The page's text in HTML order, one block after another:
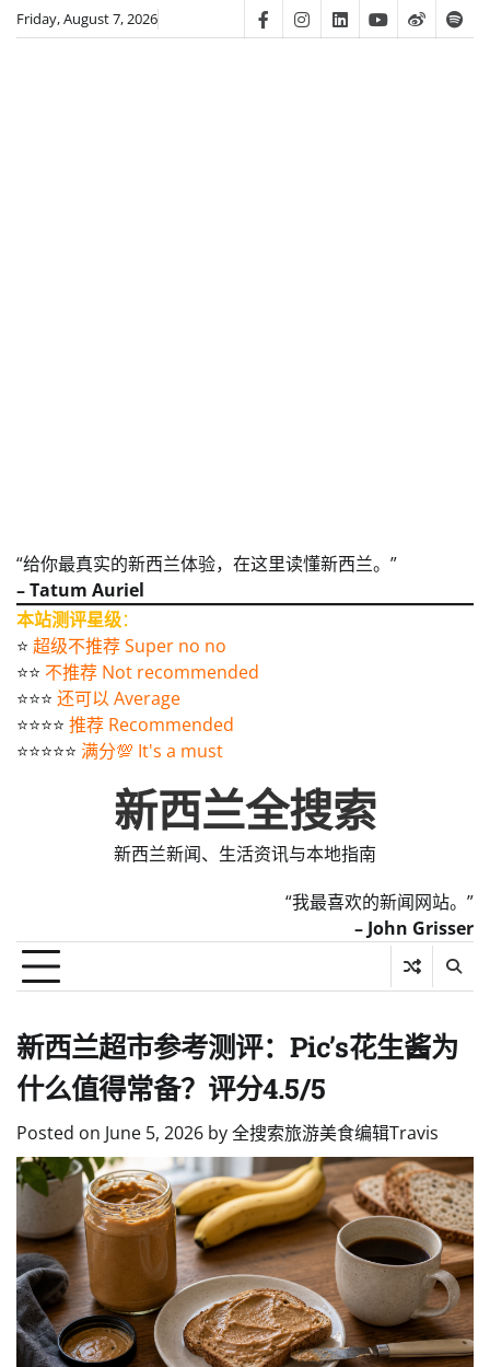
SkipFriday, August 7, 2026 FacebookInstagram
LinkedinYoutube
Weibo
“给你最真实的新西兰体验，在这里读懂新西兰。”
– Tatum Auriel
本站测评星级：
⭐️ 超级不推荐 Super no no
⭐️⭐️ 不推荐 Not recommended
⭐️⭐️⭐️ 还可以 Average
⭐️⭐️⭐️⭐️ 推荐 Recommended
⭐️⭐️⭐️⭐️⭐️ 满分💯 It's a must
新西兰全搜索
新西兰新闻、生活资讯与本地指南
“我最喜欢的新闻网站。”
– John Grisser
新西兰超市参考测评：Pic’s花生酱为
什么值得常备？评分4.5/5
Posted on June 5, 2026 by全搜索旅游美食编辑Travis